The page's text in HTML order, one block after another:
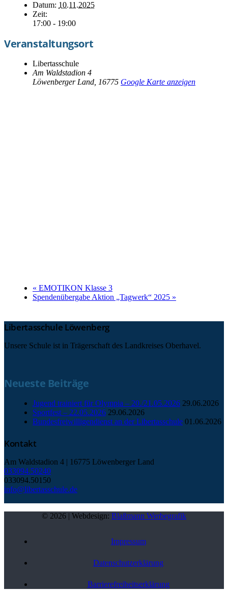
Datum: 10.11.2025
Zeit:
17:00 - 19:00
Veranstaltungsort
Libertasschule
Am Waldstadion 4
Löwenberger Land 16775 Google Karte anzeigen
« EMOTIKON Klasse 3
Spendenübergabe Aktion „Tagwerk“ 2025 »
Libertasschule Löwenberg
Unsere Schule ist in Trägerschaft des Landkreises Oberhavel.
Neueste Beiträge
Jugend trainiert für Olympia – 20./21.05.2026 29.06.2026
Sportfest – 22.05.2026 29.06.2026
Bundesfreiwilligendienst an der Libertasschule 01.06.2026
Kontakt
Am Waldstadion 4 | 16775 Löwenberger Land
033094.50240
033094.50150
info@libertasschule.de
© 2026 | Webdesign: Blaßmann Werbegrafik
Impressum
Datenschutzerklärung
Barriere­freiheits­erklärung